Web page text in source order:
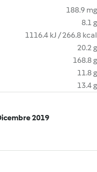
188.9 mg
8.1 g
1116.4 kJ / 266.8 kcal
20.2 g
168.8 g
11.8 g
13.4 g
2019